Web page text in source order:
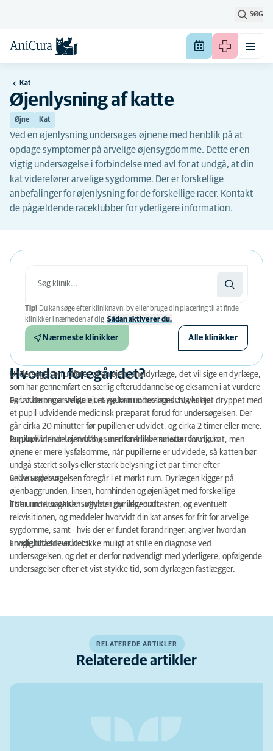
SØG
Kat
Øjenlysning af katte
Øjne Kat
Ved en øjenlysning undersøges øjnene med henblik på at
opdage symptomer på arvelige øjensygdomme. Dette er en
vigtig undersøgelse i forbindelse med avl for at undgå, at din
kat viderefører arvelige sygdomme. Der er forskellige
anbefalinger for øjenlysning for de forskellige racer. Kontakt
de pågældende raceklubber for yderligere information.
Tip! Du kan søge efter kliniknavn, by eller bruge din placering til at finde
klinikker i nærheden af ​​dig. Sådan aktiverer du.
Nærmeste klinikker Alle klinikker
Hvordan foregår det?
Undersøgelsen udføres af en øjenpaneldyrlæge, det vil sige en dyrlæge,
som har gennemført en særlig efteruddannelse og eksamen i at vurdere
og bedømme arvelige øjensygdomme hos hunde og katte.
For at de bagerste dele i et øje kan undersøges, bliver øjet dryppet med
et pupil-udvidende medicinsk præparat forud for undersøgelsen. Der
går cirka 20 minutter før pupillen er udvidet, og cirka 2 timer eller mere,
før pupillen har trukket sig sammen til normal størrelse igen.
Pupiludvidende øjendråber medfører ikke smerter for din kat, men
øjnene er mere lysfølsomme, når pupillerne er udvidede, så katten bør
undgå stærkt sollys eller stærk belysning i et par timer efter
undersøgelsen.
Selve undersøgelsen foregår i et mørkt rum. Dyrlægen kigger på
øjenbaggrunden, linsen, hornhinden og øjenlåget med forskellige
instrumenter. Undersøgelsen gør ikke ondt.
Efter undersøgelsen udfylder dyrlægen attesten, og eventuelt
rekvisitionen, og meddeler hvorvidt din kat anses for frit for arvelige
sygdomme, samt - hvis der er fundet forandringer, angiver hvordan
arveligheden vurderes.
I nogle tilfælde er det ikke muligt at stille en diagnose ved
undersøgelsen, og det er derfor nødvendigt med yderligere, opfølgende
undersøgelser efter et vist stykke tid, som dyrlægen fastlægger.
RELATEREDE ARTIKLER
Relaterede artikler